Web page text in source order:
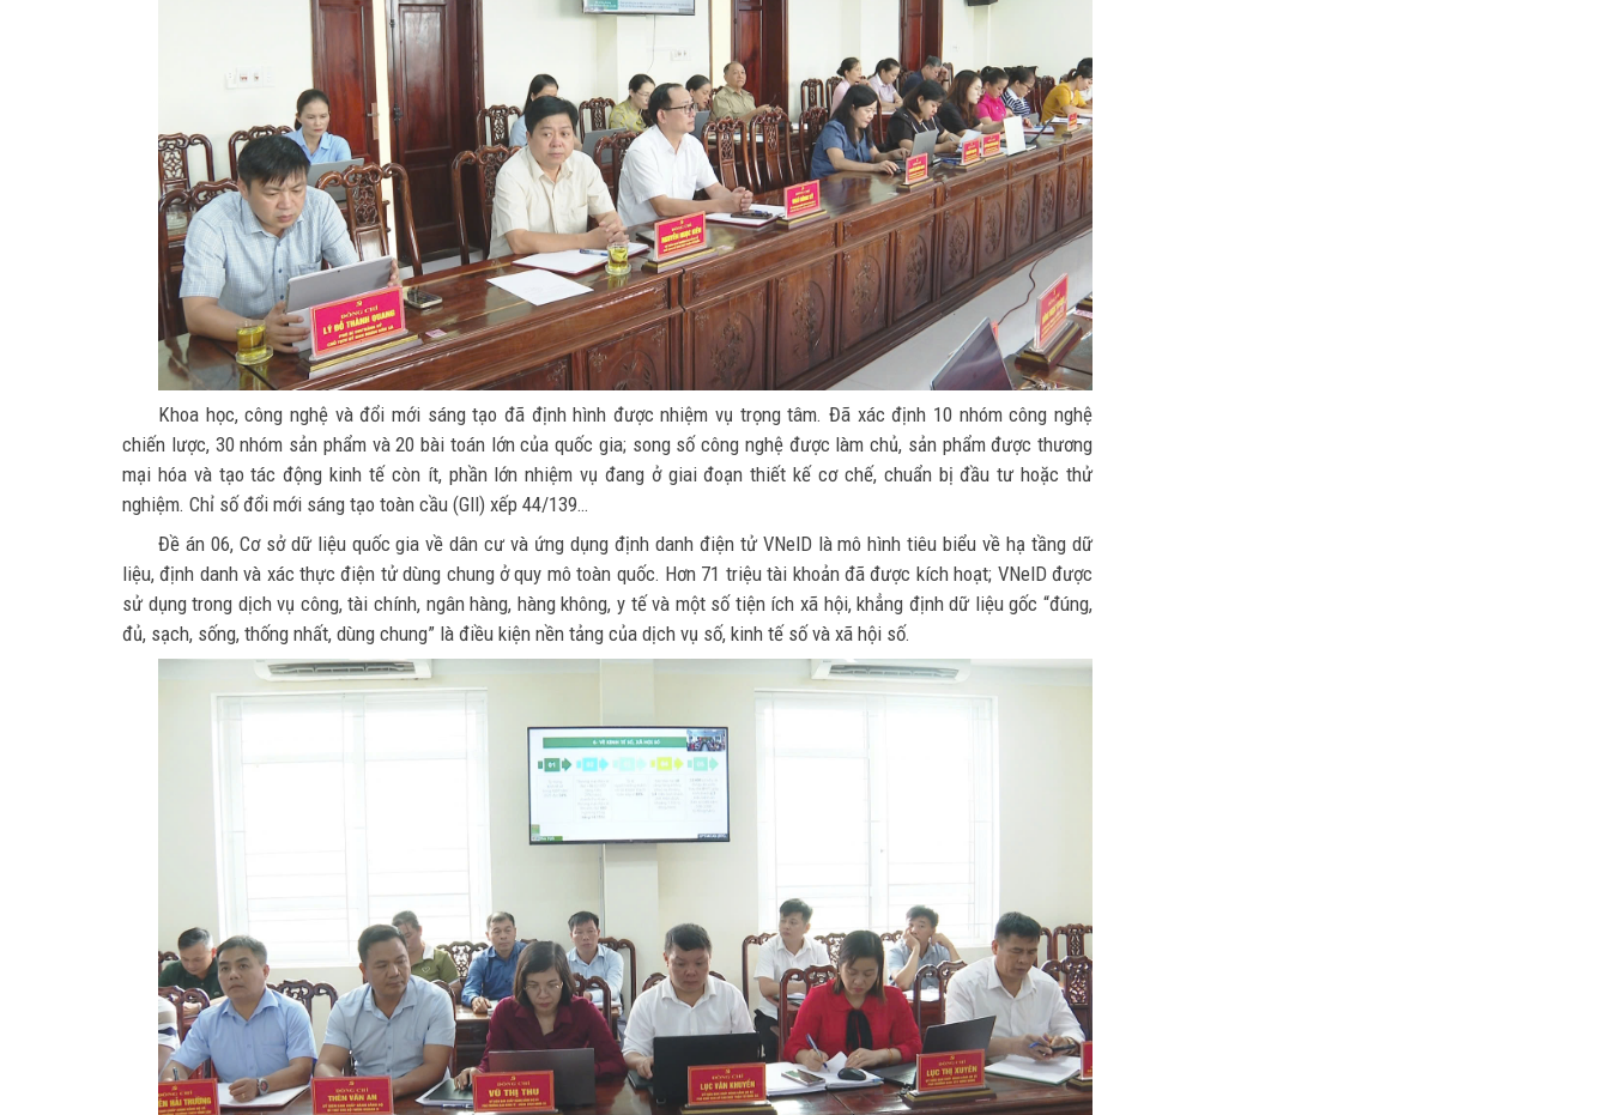
Khoa học, công nghệ và đổi mới sáng tạo đã định hình được nhiệm vụ trọng tâm. Đã xác định 10 nhóm công nghệ
chiến lược, 30 nhóm sản phẩm và 20 bài toán lớn của quốc gia; song số công nghệ được làm chủ, sản phẩm được thương
mại hóa và tạo tác động kinh tế còn ít, phần lớn nhiệm vụ đang ở giai đoạn thiết kế cơ chế, chuẩn bị đầu tư hoặc thử
nghiệm. Chỉ số đổi mới sáng tạo toàn cầu (GII) xếp 44/139…
Đề án 06, Cơ sở dữ liệu quốc gia về dân cư và ứng dụng định danh điện tử VNeID là mô hình tiêu biểu về hạ tầng dữ
liệu, định danh và xác thực điện tử dùng chung ở quy mô toàn quốc. Hơn 71 triệu tài khoản đã được kích hoạt; VNeID được
sử dụng trong dịch vụ công, tài chính, ngân hàng, hàng không, y tế và một số tiện ích xã hội, khẳng định dữ liệu gốc “đúng,
đủ, sạch, sống, thống nhất, dùng chung” là điều kiện nền tảng của dịch vụ số, kinh tế số và xã hội số.